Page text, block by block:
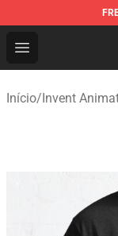
Open menu
Invent
Início/Invent